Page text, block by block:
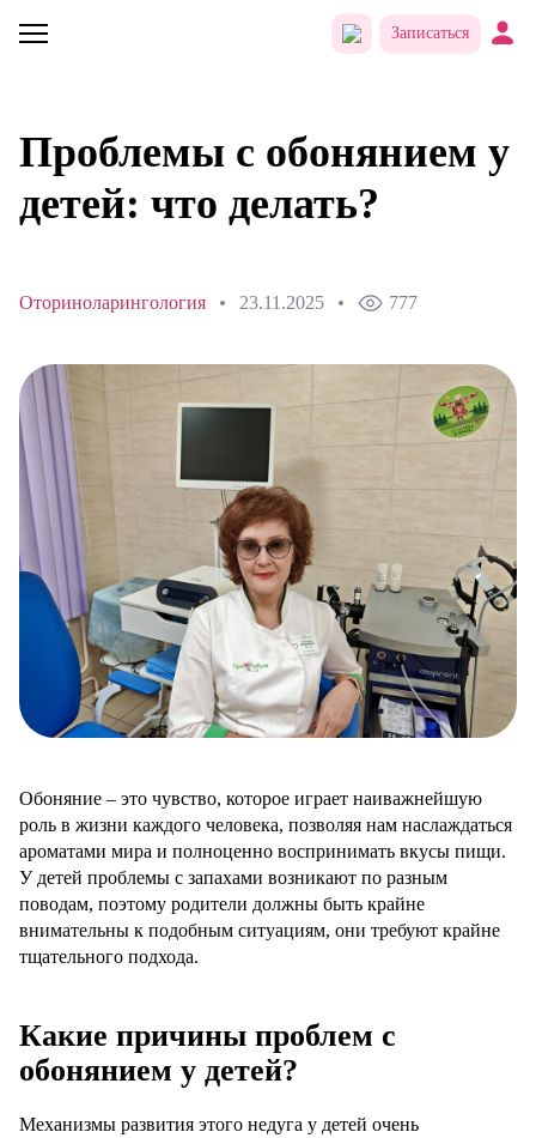
Записаться
Проблемы с обонянием у
детей: что делать?
Оториноларингология 23.11.2025 777
Обоняние – это чувство, которое играет наиважнейшую
роль в жизни каждого человека, позволяя нам наслаждаться
ароматами мира и полноценно воспринимать вкусы пищи.
У детей проблемы с запахами возникают по разным
поводам, поэтому родители должны быть крайне
внимательны к подобным ситуациям, они требуют крайне
тщательного подхода.
Какие причины проблем с
обонянием у детей?
Механизмы развития этого недуга у детей очень